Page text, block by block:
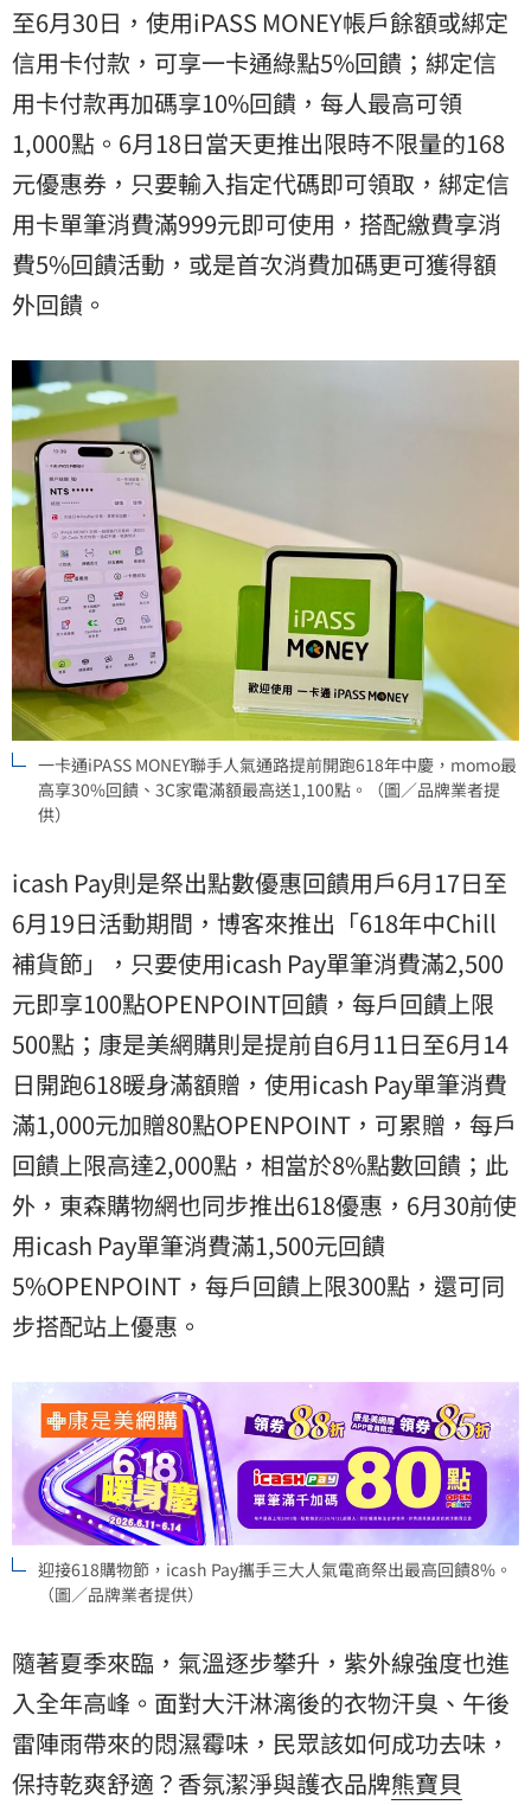
至6月30日，使用iPASS MONEY帳戶餘額或綁定
信用卡付款，可享一卡通綠點5%回饋；綁定信
用卡付款再加碼享10%回饋，每人最高可領
1,000點。6月18日當天更推出限時不限量的168
元優惠券，只要輸入指定代碼即可領取，綁定信
用卡單筆消費滿999元即可使用，搭配繳費享消
費5%回饋活動，或是首次消費加碼更可獲得額
外回饋。
一卡通iPASS MONEY聯手人氣通路提前開跑618年中慶，momo最
高享30%回饋、3C家電滿額最高送1,100點。（圖／品牌業者提
供）
icash Pay則是祭出點數優惠回饋用戶6月17日至
6月19日活動期間，博客來推出「618年中Chill
補貨節」，只要使用icash Pay單筆消費滿2,500
元即享100點OPENPOINT回饋，每戶回饋上限
500點；康是美網購則是提前自6月11日至6月14
日開跑618暖身滿額贈，使用icash Pay單筆消費
滿1,000元加贈80點OPENPOINT，可累贈，每戶
回饋上限高達2,000點，相當於8%點數回饋；此
外，東森購物網也同步推出618優惠，6月30前使
用icash Pay單筆消費滿1,500元回饋
5%OPENPOINT，每戶回饋上限300點，還可同
步搭配站上優惠。
迎接618購物節，icash Pay攜手三大人氣電商祭出最高回饋8%。
（圖／品牌業者提供）
隨著夏季來臨，氣溫逐步攀升，紫外線強度也進
入全年高峰。面對大汗淋漓後的衣物汗臭、午後
雷陣雨帶來的悶濕霉味，民眾該如何成功去味，
保持乾爽舒適？香氛潔淨與護衣品牌熊寶貝